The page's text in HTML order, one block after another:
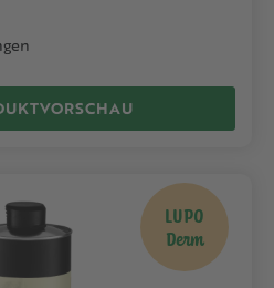
LUPO
Derm